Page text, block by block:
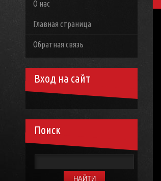
О нас
Главная страница
Обратная связь
Вход на сайт
Поиск